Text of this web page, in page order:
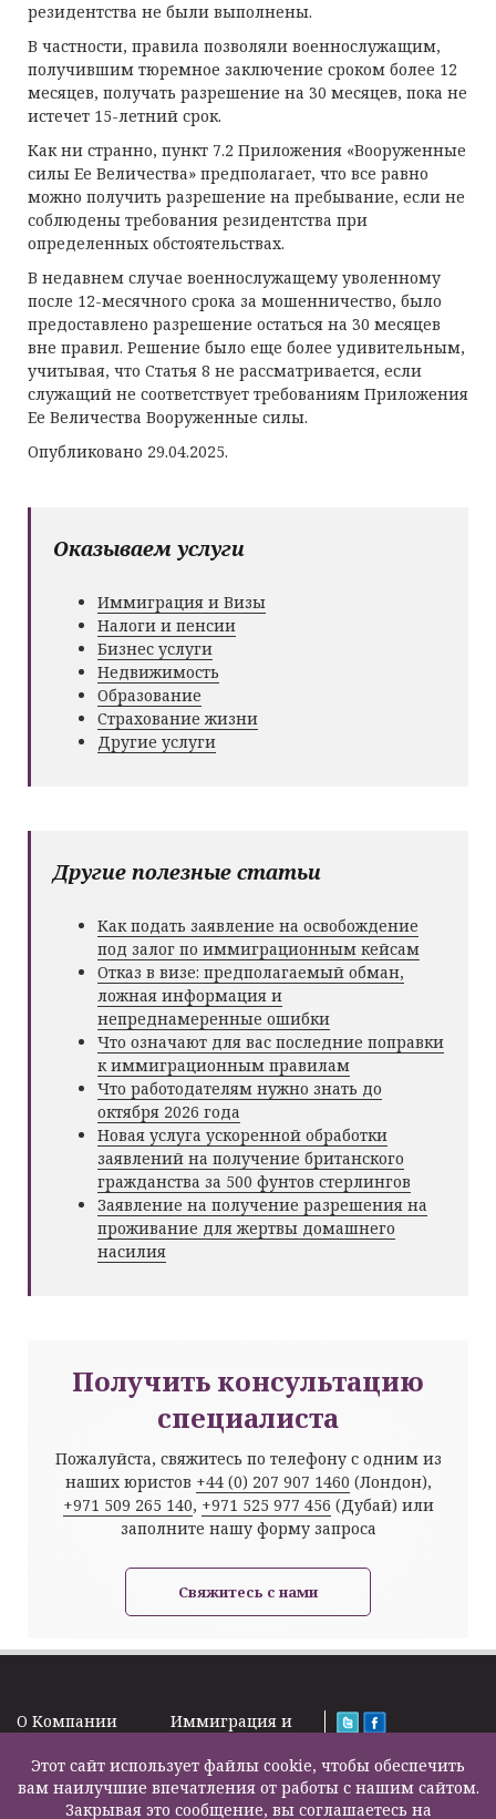
резидентства не были выполнены.
В частности, правила позволяли военнослужащим,
получившим тюремное заключение сроком более 12
месяцев, получать разрешение на 30 месяцев, пока не
истечет 15-летний срок.
Как ни странно, пункт 7.2 Приложения «Вооруженные
силы Ее Величества» предполагает, что все равно
можно получить разрешение на пребывание, если не
соблюдены требования резидентства при
определенных обстоятельствах.
В недавнем случае военнослужащему уволенному
после 12-месячного срока за мошенничество, было
предоставлено разрешение остаться на 30 месяцев
вне правил. Решение было еще более удивительным,
учитывая, что Статья 8 не рассматривается, если
служащий не соответствует требованиям Приложения
Ее Величества Вооруженные силы.
Опубликовано 29.04.2025.
Оказываем услуги
Иммиграция и Визы
Налоги и пенсии
Бизнес услуги
Недвижимость
Образование
Страхование жизни
Другие услуги
Другие полезные статьи
Как подать заявление на освобождение
под залог по иммиграционным кейсам
Отказ в визе: предполагаемый обман,
ложная информация и
непреднамеренные ошибки
Что означают для вас последние поправки
к иммиграционным правилам
Что работодателям нужно знать до
октября 2026 года
Новая услуга ускоренной обработки
заявлений на получение британского
гражданства за 500 фунтов стерлингов
Заявление на получение разрешения на
проживание для жертвы домашнего
насилия
Получить консультацию
специалиста
Пожалуйста, свяжитесь по телефону с одним из
наших юристов +44 (0) 207 907 1460 (Лондон),
+971 509 265 140, +971 525 977 456 (Дубай) или
заполните нашу форму запроса
Свяжитесь с нами
O Kомпании
Подписка на
новости
Задать вопрос
Иммиграция и
Налоги и пенсии
Бизнес услуги
Недвижимость
2000 – 2026©
Этот сайт использует файлы cookie, чтобы обеспечить
вам наилучшие впечатления от работы с нашим сайтом.
Закрывая это сообщение, вы соглашаетесь на